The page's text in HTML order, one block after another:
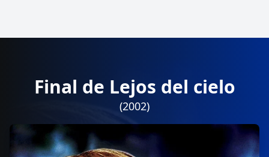
Final de Lejos del cielo
(2002)